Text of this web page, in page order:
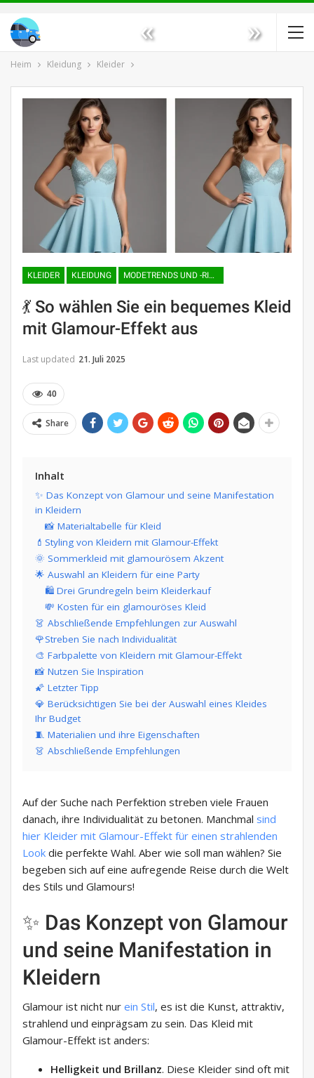
« »
Heim Kleidung Kleider
KLEIDER KLEIDUNG MODETRENDS UND -RICHTUNGEN
💃 So wählen Sie ein bequemes Kleid
mit Glamour-Effekt aus
Last updated 21. Juli 2025
40
Share
Inhalt
✨ Das Konzept von Glamour und seine Manifestation
in Kleidern
📸 Materialtabelle für Kleid
💄Styling von Kleidern mit Glamour-Effekt
🌞 Sommerkleid mit glamourösem Akzent
🌟 Auswahl an Kleidern für eine Party
🛍️ Drei Grundregeln beim Kleiderkauf
💸 Kosten für ein glamouröses Kleid
👗 Abschließende Empfehlungen zur Auswahl
🌹Streben Sie nach Individualität
🎨 Farbpalette von Kleidern mit Glamour-Effekt
📸 Nutzen Sie Inspiration
🌠 Letzter Tipp
💎 Berücksichtigen Sie bei der Auswahl eines Kleides
Ihr Budget
🧵 Materialien und ihre Eigenschaften
👗 Abschließende Empfehlungen
Auf der Suche nach Perfektion streben viele Frauen
danach, ihre Individualität zu betonen. Manchmal sind
hier Kleider mit Glamour-Effekt für einen strahlenden
Look die perfekte Wahl. Aber wie soll man wählen? Sie
begeben sich auf eine aufregende Reise durch die Welt
des Stils und Glamours!
✨ Das Konzept von Glamour
und seine Manifestation in
Kleidern
Glamour ist nicht nur ein Stil, es ist die Kunst, attraktiv,
strahlend und einprägsam zu sein. Das Kleid mit
Glamour-Effekt ist anders:
Helligkeit und Brillanz. Diese Kleider sind oft mit